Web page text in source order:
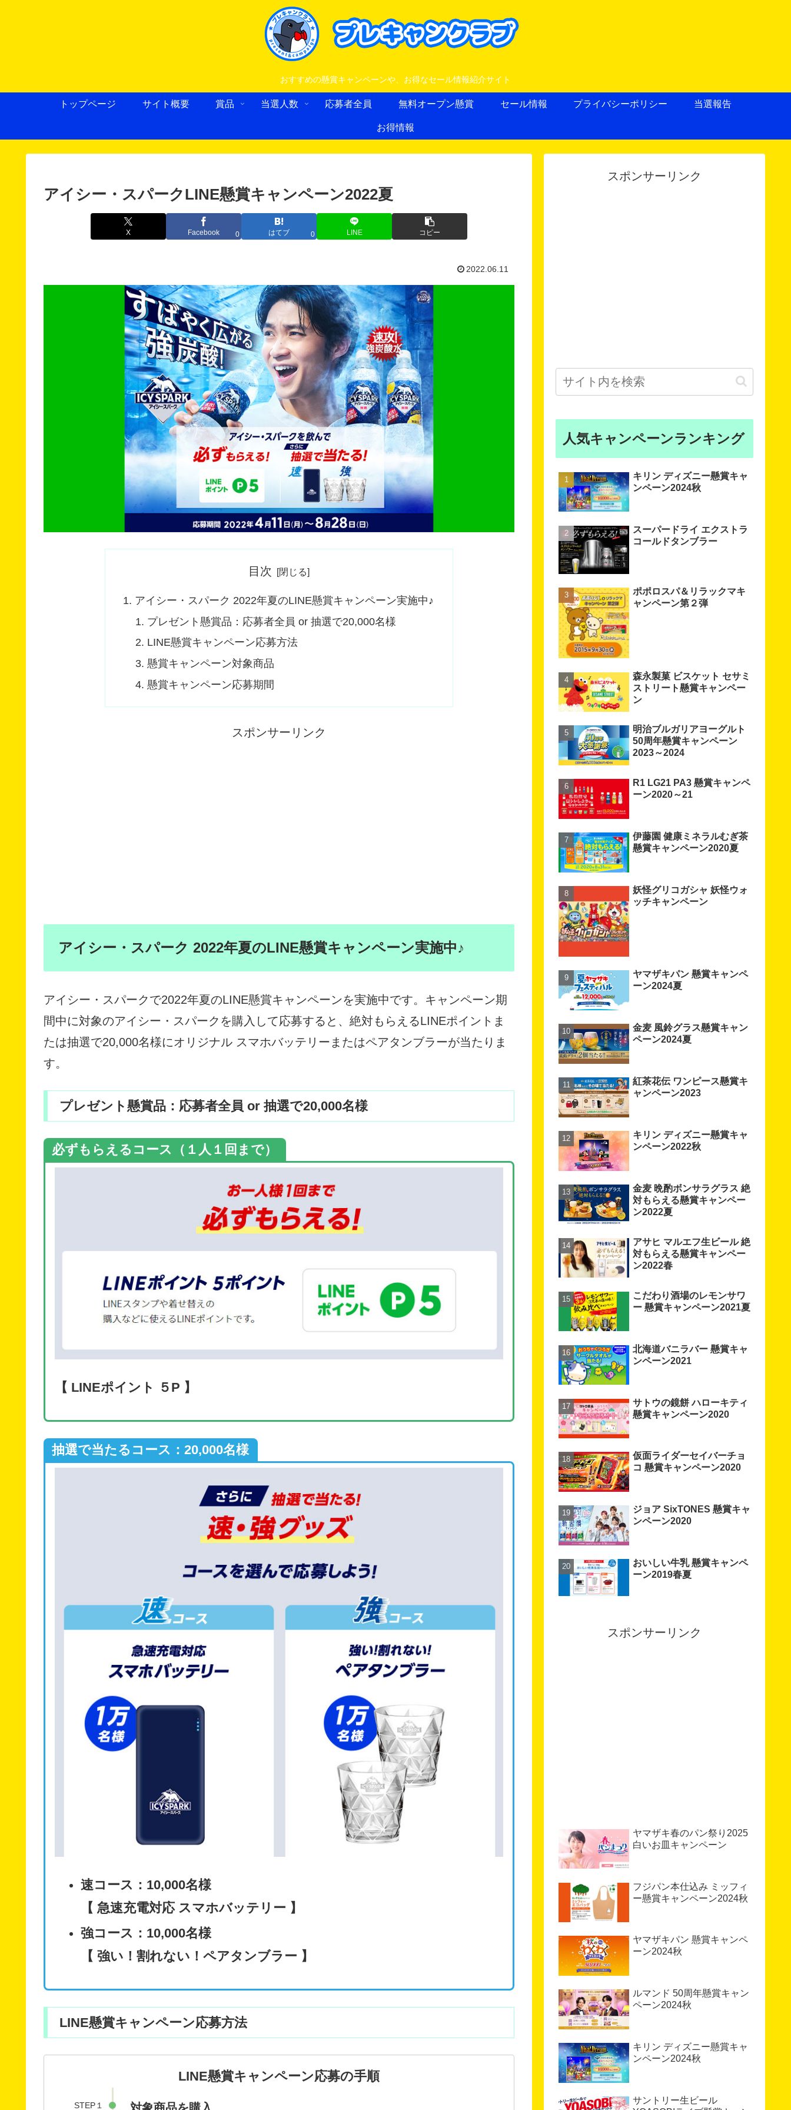
おすすめの懸賞キャンペーンや、お得なセール情報紹介サイト
トップページ サイト概要 賞品 当選人数 応募者全員 無料オープン懸賞 セール情報 プライバシーポリシー 当選報告
お得情報
アイシー・スパークLINE懸賞キャンペーン2022夏
X Facebook 0 はてブ 0 LINE コピー
2022.06.11
目次
アイシー・スパーク 2022年夏のLINE懸賞キャンペーン実施中♪
プレゼント懸賞品：応募者全員 or 抽選で20,000名様
LINE懸賞キャンペーン応募方法
懸賞キャンペーン対象商品
懸賞キャンペーン応募期間
スポンサーリンク
アイシー・スパーク 2022年夏のLINE懸賞キャンペーン実施中♪
アイシー・スパークで2022年夏のLINE懸賞キャンペーンを実施中です。キャンペーン期
間中に対象のアイシー・スパークを購入して応募すると、絶対もらえるLINEポイントま
たは抽選で20,000名様にオリジナル スマホバッテリーまたはペアタンブラーが当たりま
す。
プレゼント懸賞品：応募者全員 or 抽選で20,000名様
必ずもらえるコース（１人１回まで）
【 LINEポイント ５P 】
抽選で当たるコース：20,000名様
速コース：10,000名様
【 急速充電対応 スマホバッテリー 】
強コース：10,000名様
【 強い！割れない！ペアタンブラー 】
LINE懸賞キャンペーン応募方法
LINE懸賞キャンペーン応募の手順
STEP１
スポンサーリンク
人気キャンペーンランキング
キリン ディズニー懸賞キャ
ンペーン2024秋
スーパードライ エクストラ
コールドタンブラー
ポポロスパ＆リラックマキ
ャンペーン第２弾
森永製菓 ビスケット セサミ
ストリート懸賞キャンペー
ン
明治ブルガリアヨーグルト
50周年懸賞キャンペーン
2023～2024
R1 LG21 PA3 懸賞キャンペ
ーン2020～21
伊藤園 健康ミネラルむぎ茶
懸賞キャンペーン2020夏
妖怪グリコガシャ 妖怪ウォ
ッチキャンペーン
ヤマザキパン 懸賞キャンペ
ーン2024夏
金麦 風鈴グラス懸賞キャン
ペーン2024夏
紅茶花伝 ワンピース懸賞キ
ャンペーン2023
キリン ディズニー懸賞キャ
ンペーン2022秋
金麦 晩酌ボンサラグラス 絶
対もらえる懸賞キャンペー
ン2022夏
アサヒ マルエフ生ビール 絶
対もらえる懸賞キャンペー
ン2022春
こだわり酒場のレモンサワ
ー 懸賞キャンペーン2021夏
北海道バニラバー 懸賞キャ
ンペーン2021
サトウの鏡餅 ハローキティ
懸賞キャンペーン2020
仮面ライダーセイバーチョ
コ 懸賞キャンペーン2020
ジョア SixTONES 懸賞キャ
ンペーン2020
おいしい牛乳 懸賞キャンペ
ーン2019春夏
スポンサーリンク
ヤマザキ春のパン祭り2025
白いお皿キャンペーン
フジパン本仕込み ミッフィ
ー懸賞キャンペーン2024秋
ヤマザキパン 懸賞キャンペ
ーン2024秋
ルマンド 50周年懸賞キャン
ペーン2024秋
キリン ディズニー懸賞キャ
ンペーン2024秋
サントリー生ビール